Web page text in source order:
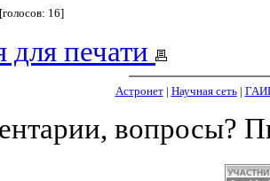
16]
для печати
Астронет| Научная сеть|
вопросы?